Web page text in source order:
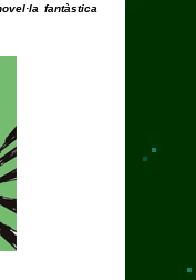
fantàstica